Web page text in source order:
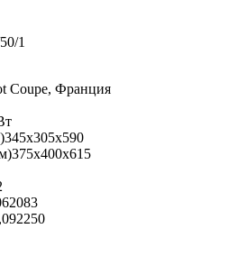
1
Coupe, Франция
345x305x590
375x400x615